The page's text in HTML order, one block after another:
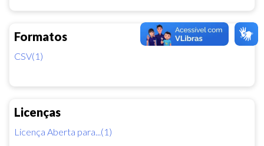
Formatos
CSV(1)
Licenças
Licença Aberta para...(1)